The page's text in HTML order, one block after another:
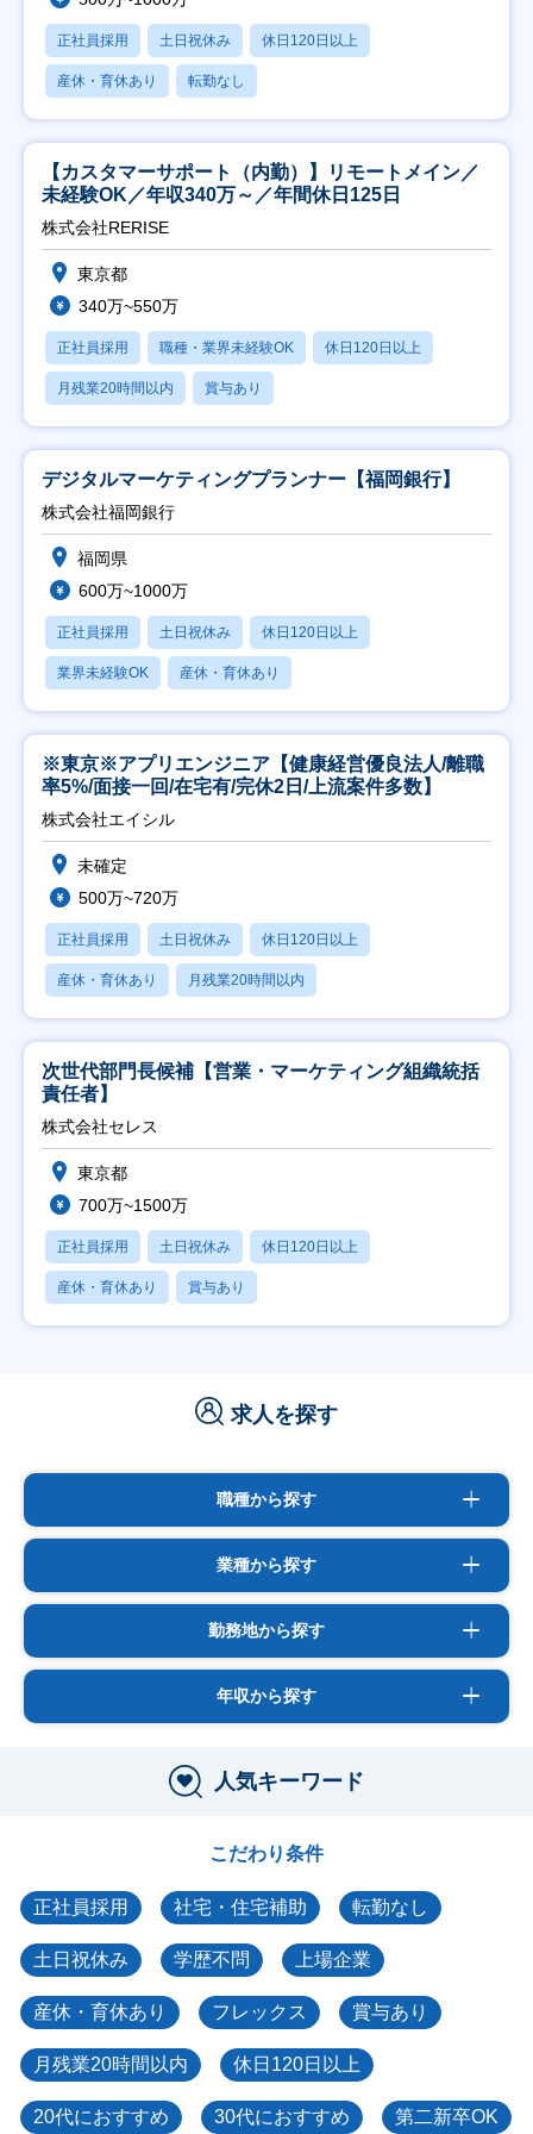
正社員採用 土日祝休み 休日120日以上
産休・育休あり 転勤なし
【カスタマーサポート（内勤）】リモートメイン／
未経験OK／年収340万～／年間休日125日
株式会社RERISE
東京都
340万~550万
正社員採用 職種・業界未経験OK 休日120日以上
月残業20時間以内 賞与あり
デジタルマーケティングプランナー【福岡銀行】
株式会社福岡銀行
福岡県
600万~1000万
正社員採用 土日祝休み 休日120日以上
業界未経験OK 産休・育休あり
※東京※アプリエンジニア【健康経営優良法人/離職
率5%/面接一回/在宅有/完休2日/上流案件多数】
株式会社エイシル
未確定
500万~720万
正社員採用 土日祝休み 休日120日以上
産休・育休あり 月残業20時間以内
次世代部門長候補【営業・マーケティング組織統括
責任者】
株式会社セレス
東京都
700万~1500万
正社員採用 土日祝休み 休日120日以上
産休・育休あり 賞与あり
求人を探す
職種から探す
業種から探す
勤務地から探す
年収から探す
人気キーワード
こだわり条件
正社員採用 社宅・住宅補助 転勤なし
土日祝休み 学歴不問 上場企業
産休・育休あり フレックス 賞与あり
月残業20時間以内 休日120日以上
20代におすすめ 30代におすすめ 第二新卒OK